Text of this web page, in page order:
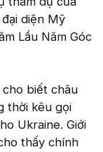
diện Mỹ
Lầu Năm Góc
biết châu
thời kêu gọi
Ukraine. Giới
thấy chính